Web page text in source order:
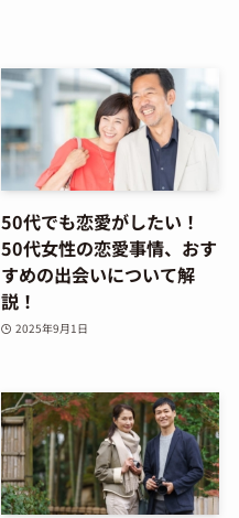
50代でも恋愛がしたい！
50代女性の恋愛事情、おす
すめの出会いについて解
説！
2025年9月1日